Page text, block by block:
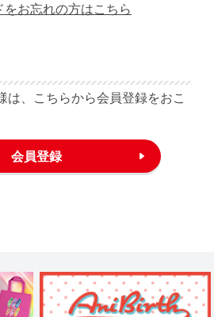
をお忘れの方はこちら
は、こちらから会員登録をおこ